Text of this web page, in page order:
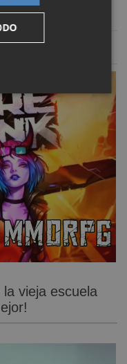
vieja escuela